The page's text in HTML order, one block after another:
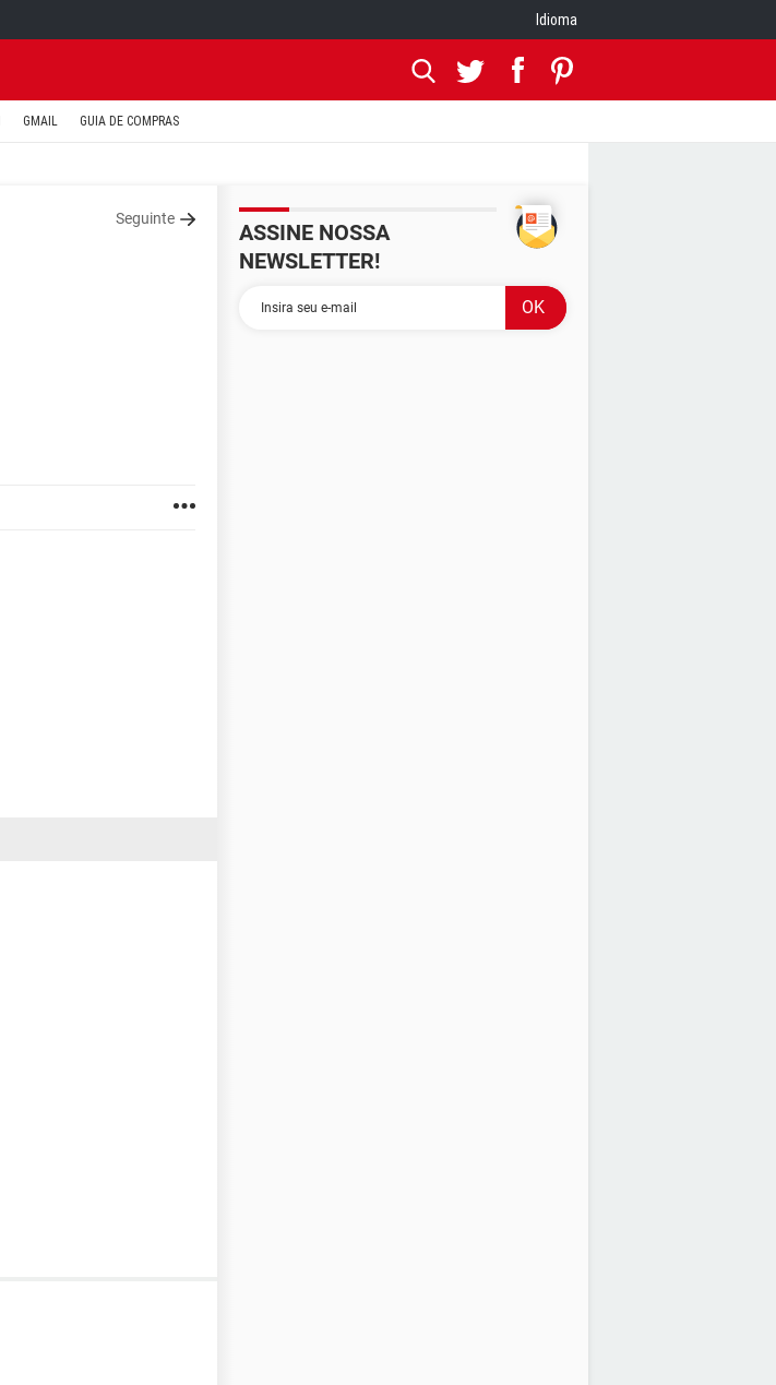
Idioma
GMAIL GUIA DE COMPRAS
Seguinte
ASSINE NOSSA
NEWSLETTER!